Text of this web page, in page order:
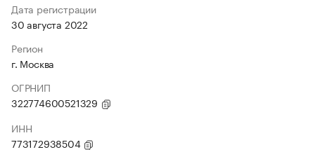
Дата регистрации
30 августа 2022
Регион
г. Москва
ОГРНИП
322774600521329
ИНН
773172938504